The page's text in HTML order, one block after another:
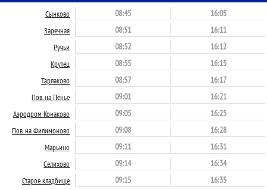
Сынково 08:45 16:05
Заречная 08:51 16:11
Ручьи 08:52 16:12
Крутец 08:55 16:15
Тарлаково 08:57 16:17
Пов. на Пенье 09:01 16:21
Аэродром Конаково 09:05 16:25
Пов. на Филимоново 09:08 16:28
Марьино 09:11 16:31
Селихово 09:14 16:34
Старое кладбище 09:15 16:35